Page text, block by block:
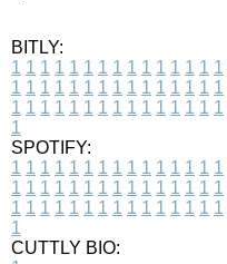
BITLY:
1 1 1 1 1 1 1 1 1 1 1 1 1 1 1
1 1 1 1 1 1 1 1 1 1 1 1 1 1 1
1 1 1 1 1 1 1 1 1 1 1 1 1 1 1
1
SPOTIFY:
1 1 1 1 1 1 1 1 1 1 1 1 1 1 1
1 1 1 1 1 1 1 1 1 1 1 1 1 1 1
1 1 1 1 1 1 1 1 1 1 1 1 1 1 1
1
CUTTLY BIO: